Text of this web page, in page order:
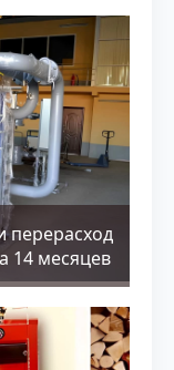
перерасход
14 месяцев